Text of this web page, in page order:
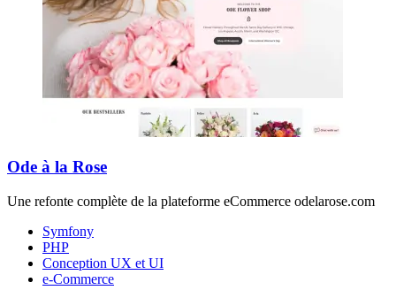
Ode à la Rose
Une refonte complète de la plateforme eCommerce odelarose.com
Symfony
PHP
Conception UX et UI
e-Commerce